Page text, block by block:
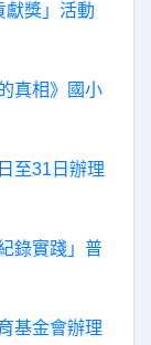
獻獎」活動
真相》國小
至31日辦理
錄實踐」普
基金會辦理